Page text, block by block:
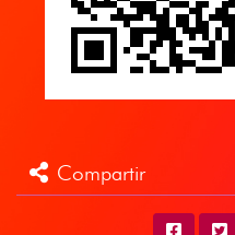
Compartir